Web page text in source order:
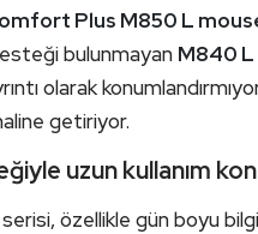
Plus M850 L
bulunmayan M840
olarak
getiriyor.
uzun kullanım
özellikle gün boyu